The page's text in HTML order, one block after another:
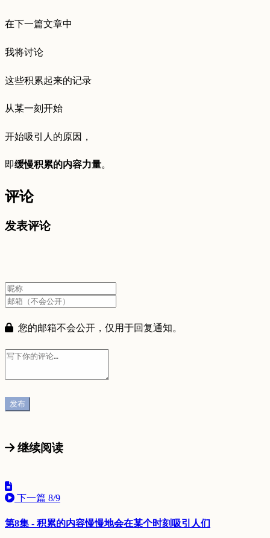
在下一篇文章中
我将讨论
这些积累起来的记录
从某一刻开始
开始吸引人的原因，
即缓慢积累的内容力量。
评论
发表评论
您的邮箱不会公开，仅用于回复通知。
继续阅读
下一篇 8/9
第8集 - 积累的内容慢慢地会在某个时刻吸引人们